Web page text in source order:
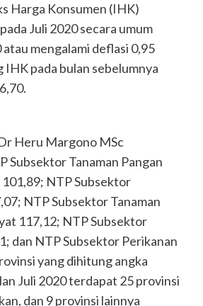
Harga Konsumen (IHK)
Juli 2020 secara umum
mengalami deflasi 0,95
IHK pada bulan sebelumnya
Heru Margono MSc
Subsektor Tanaman Pangan
NTP Subsektor
NTP Subsektor Tanaman
117,12; NTP Subsektor
dan NTP Subsektor Perikanan
yang dihitung angka
Juli 2020 terdapat 25 provinsi
dan 9 provinsi lainnya